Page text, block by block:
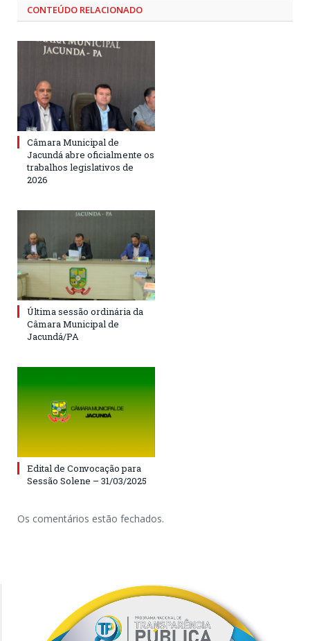
CONTEÚDO RELACIONADO
Câmara Municipal de
Jacundá abre oficialmente os
trabalhos legislativos de
2026
Última sessão ordinária da
Câmara Municipal de
Jacundá/PA
Edital de Convocação para
Sessão Solene – 31/03/2025
Os comentários estão fechados.